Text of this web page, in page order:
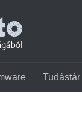
Tudástár